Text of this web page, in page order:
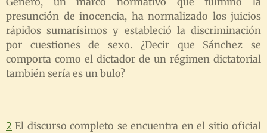
presunción de inocencia, ha normalizado los juicios
rápidos sumarísimos y estableció la discriminación
por cuestiones de sexo. ¿Decir que Sánchez se
comporta como el dictador de un régimen dictatorial
también sería es un bulo?
2 El discurso completo se encuentra en el sitio oficial